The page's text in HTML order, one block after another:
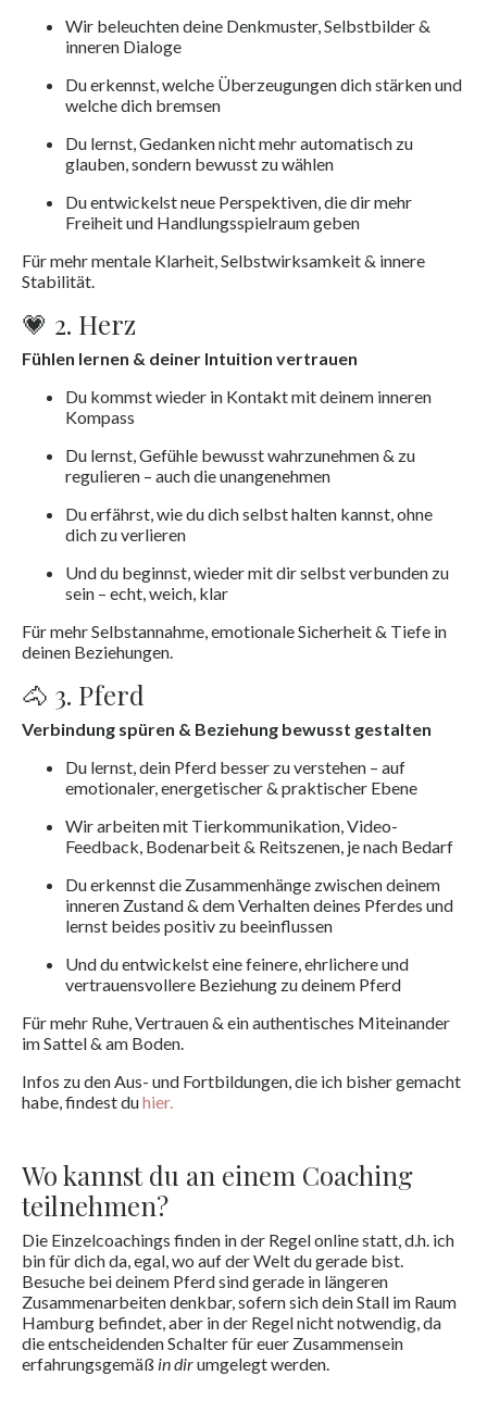
Wir beleuchten deine Denkmuster, Selbstbilder &
inneren Dialoge
Du erkennst, welche Überzeugungen dich stärken und
welche dich bremsen
Du lernst, Gedanken nicht mehr automatisch zu
glauben, sondern bewusst zu wählen
Du entwickelst neue Perspektiven, die dir mehr
Freiheit und Handlungsspielraum geben
Für mehr mentale Klarheit, Selbstwirksamkeit & innere
Stabilität.
💗 2. Herz
Fühlen lernen & deiner Intuition vertrauen
Du kommst wieder in Kontakt mit deinem inneren
Kompass
Du lernst, Gefühle bewusst wahrzunehmen & zu
regulieren – auch die unangenehmen
Du erfährst, wie du dich selbst halten kannst, ohne
dich zu verlieren
Und du beginnst, wieder mit dir selbst verbunden zu
sein – echt, weich, klar
Für mehr Selbstannahme, emotionale Sicherheit & Tiefe in
deinen Beziehungen.
🐴 3. Pferd
Verbindung spüren & Beziehung bewusst gestalten
Du lernst, dein Pferd besser zu verstehen – auf
emotionaler, energetischer & praktischer Ebene
Wir arbeiten mit Tierkommunikation, Video-
Feedback, Bodenarbeit & Reitszenen, je nach Bedarf
Du erkennst die Zusammenhänge zwischen deinem
inneren Zustand & dem Verhalten deines Pferdes und
lernst beides positiv zu beeinflussen
Und du entwickelst eine feinere, ehrlichere und
vertrauensvollere Beziehung zu deinem Pferd
Für mehr Ruhe, Vertrauen & ein authentisches Miteinander
im Sattel & am Boden.
Infos zu den Aus- und Fortbildungen, die ich bisher gemacht
habe, findest duhier.
Wo kannst du an einem Coaching
teilnehmen?
Die Einzelcoachings finden in der Regel online statt, d.h. ich
bin für dich da, egal, wo auf der Welt du gerade bist.
Besuche bei deinem Pferd sind gerade in längeren
Zusammenarbeiten denkbar, sofern sich dein Stall im Raum
Hamburg befindet, aber in der Regel nicht notwendig, da
die entscheidenden Schalter für euer Zusammensein
erfahrungsgemäß in dirumgelegt werden.